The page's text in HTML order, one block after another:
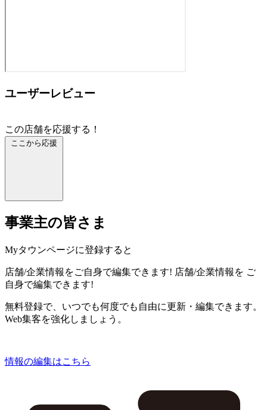
ユーザーレビュー
この店舗を応援する！
ここから応援
事業主の皆さま
Myタウンページに登録すると
店舗/企業情報をご自身で編集できます! 店舗/企業情報を ご
自身で編集できます!
無料登録で、いつでも何度でも自由に更新・編集できます。
Web集客を強化しましょう。
情報の編集はこちら